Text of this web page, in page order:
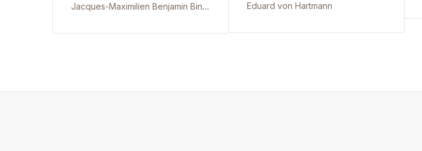
Jacques-Maximilien Benjamin Bins de Saint-Victor
Eduard von Hartmann